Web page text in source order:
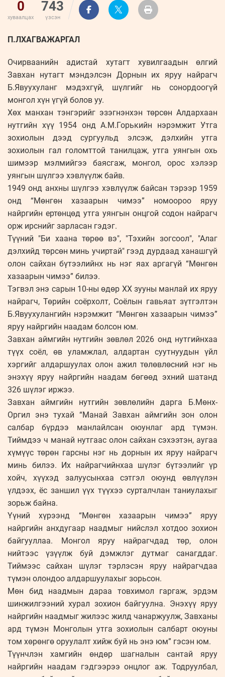
0
хуваалцах
743
үзсэн
П.ЛХАГВАЖАРГАЛ
Очирваанийн адистай хутагт хувилгаадын өлгий
Завхан нутагт мэндэлсэн Дорнын их яруу найрагч
Б.Явуухуланг мэдэхгүй, шүлгийг нь сонордоогүй
монгол хүн үгүй болов уу.
Хөх манхан тэнгэрийг эзэгнэнхэн төрсөн Алдархаан
нутгийн хүү 1954 онд А.М.Горькийн нэрэмжит Утга
зохиолын дээд сургуульд элсэж, дэлхийн утга
зохиолын гал голомттой танилцаж, утга уянгын охь
шимээр мэлмийгээ баясгаж, монгол, орос хэлээр
уянгын шүлгээ хэвлүүлж байв.
1949 онд анхны шүлгээ хэвлүүлж байсан тэрээр 1959
онд “Мөнгөн хазаарын чимээ” номоороо яруу
найргийн ертөнцөд утга уянгын онцгой содон найрагч
орж ирснийг зарласан гэдэг.
Түүний "Би хаана төрөө вэ", "Тэхийн зогсоол", "Алаг
дэлхийд төрсөн минь учиртай" гээд дурдаад ханашгүй
олон сайхан бүтээлийнх нь нэг яах аргагүй “Мөнгөн
хазаарын чимээ” билээ.
Тэгвэл энэ сарын 10-ны өдөр ХХ зууны манлай их яруу
найрагч, Төрийн соёрхолт, Соёлын гавьяат зүтгэлтэн
Б.Явуухулангийн нэрэмжит “Мөнгөн хазаарын чимээ”
яруу найргийн наадам болсон юм.
Завхан аймгийн нутгийн зөвлөл 2026 онд нутгийнхаа
түүх соёл, өв уламжлал, алдартан суутнуудын үйл
хэргийг алдаршуулах олон ажил төлөвлөсний нэг нь
энэхүү яруу найргийн наадам бөгөөд эхний шатанд
326 шүлэг иржээ.
Завхан аймгийн нутгийн зөвлөлийн дарга Б.Мөнх-
Оргил энэ тухай “Манай Завхан аймгийн зон олон
салбар бүрдээ манлайлсан оюунлаг ард түмэн.
Тиймдээ ч манай нутгаас олон сайхан сэхээтэн, аугаа
хүмүүс төрөн гарсны нэг нь дорнын их яруу найрагч
минь билээ. Их найрагчийнхаа шүлэг бүтээлийг үр
хойч, хүүхэд залуусынхаа сэтгэл оюунд өвлүүлэн
үлдээх, ёс заншил үүх түүхээ сурталчлан таниулахыг
зорьж байна.
Үүний хүрээнд “Мөнгөн хазаарын чимээ” яруу
найргийн анхдугаар наадмыг нийслэл хотдоо зохион
байгууллаа. Монгол яруу найрагчдад төр, олон
нийтээс үзүүлж буй дэмжлэг дутмаг санагддаг.
Тиймээс сайхан шүлэг тэрлэсэн яруу найрагчдаа
түмэн олондоо алдаршуулахыг зорьсон.
Мөн бид наадмын дараа товхимол гаргаж, эрдэм
шинжилгээний хурал зохион байгуулна. Энэхүү яруу
найргийн наадмыг жилээс жилд чанаржуулж, Завханы
ард түмэн Монголын утга зохиолын салбарт оюуны
том хөрөнгө оруулалт хийж буй нь энэ юм” гэсэн юм.
Түүнчлэн хамгийн өндөр шагналын сантай яруу
найргийн наадам гэдгээрээ онцлог аж. Тодруулбал,